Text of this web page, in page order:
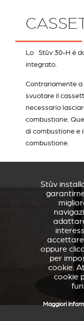
Lo Stûv 30-H è
integrato.
Contrariamente a
svuotare il
necessario
combustione.
di combustione e
combustione.
Stûv
oppure
per
cookie.
cookie
Maggiori